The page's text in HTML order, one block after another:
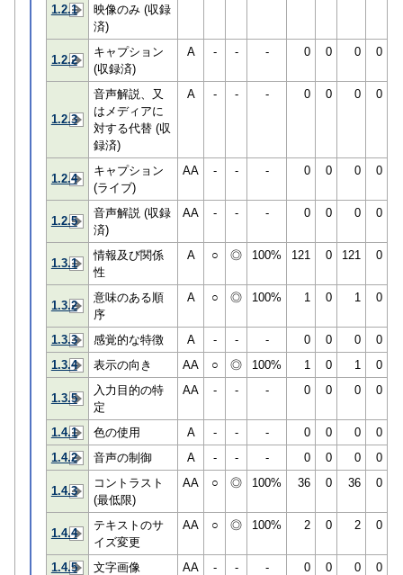
1.2.1
映像のみ (収録
済)
1.2.2
キャプション
(収録済)
A - - - 0 0 0 0
1.2.3
音声解説、又
はメディアに
対する代替 (収
録済)
A - - - 0 0 0 0
1.2.4
キャプション
(ライブ)
AA - - - 0 0 0 0
1.2.5
音声解説 (収録
済)
AA - - - 0 0 0 0
1.3.1
情報及び関係
性
A ○ ◎ 100% 121 0 121 0
1.3.2
意味のある順
序
A ○ ◎ 100% 1 0 1 0
1.3.3 感覚的な特徴 A - - - 0 0 0
0
1.3.4
表示の向き AA ○ ◎ 100% 1 0 1 0
1.3.5
入力目的の特
定
AA - - - 0 0 0 0
1.4.1 色の使用 A - - - 0 0 0
0
1.4.2
音声の制御 A - - - 0 0 0 0
1.4.3
コントラスト
(最低限)
AA ○ ◎ 100% 36 0 36 0
1.4.4
テキストのサ
イズ変更
AA ○ ◎ 100% 2 0 2 0
1.4.5 文字画像 AA - - - 0 0 0
0